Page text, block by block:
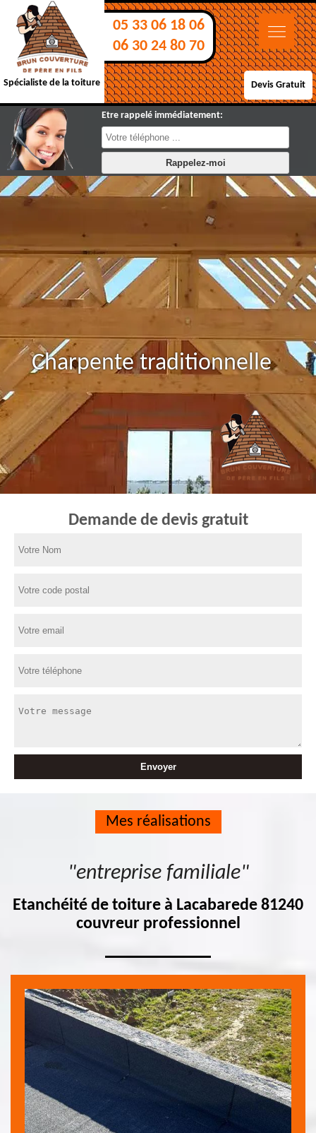
Spécialiste de la toiture
05 33 06 18 06
06 30 24 80 70
Devis Gratuit
Etre rappelé immédiatement:
Charpente traditionnelle
Demande de devis gratuit
Mes réalisations
"entreprise familiale"
Etanchéité de toiture à Lacabarede 81240
couvreur professionnel